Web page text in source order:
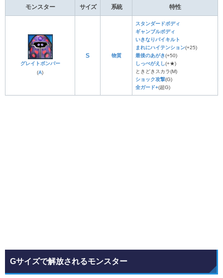
モンスター サイズ 系統 特性
グレイトボンバー
(A)
S 物質
スタンダードボディ
ギャンブルボディ
いきなりバイキルト
まれにハイテンション(+25)
最後のあがき(+50)
しっぺがえし(+★)
ときどきスカラ(M)
ショック攻撃(G)
全ガード+(超G)
Gサイズで解放されるモンスター